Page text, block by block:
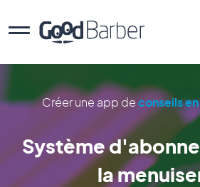
Créer une app deconseils
Système
la